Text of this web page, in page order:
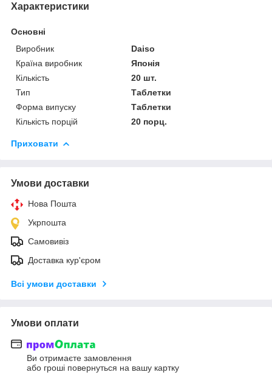
Характеристики
Основні
Виробник
Daiso
Країна виробник
Японія
Кількість
20 шт.
Тип
Таблетки
Форма випуску
Таблетки
Кількість порцій
20 порц.
Приховати
Умови доставки
Нова Пошта
Укрпошта
Самовивіз
Доставка кур'єром
Всі умови доставки
Умови оплати
Ви отримаєте замовлення
або гроші повернуться на вашу картку